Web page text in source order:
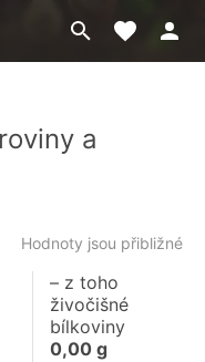
Přejít
na
Moje
a
Hodnoty jsou přibližné
– z toho
živočišné
bílkoviny
0,00g